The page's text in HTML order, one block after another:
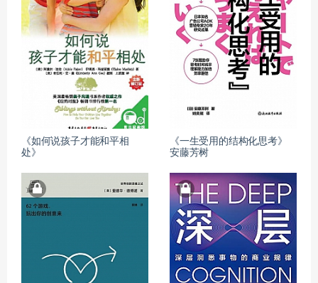
《如何说孩子才能和平相
处》
《一生受用的结构化思考》
安藤芳树